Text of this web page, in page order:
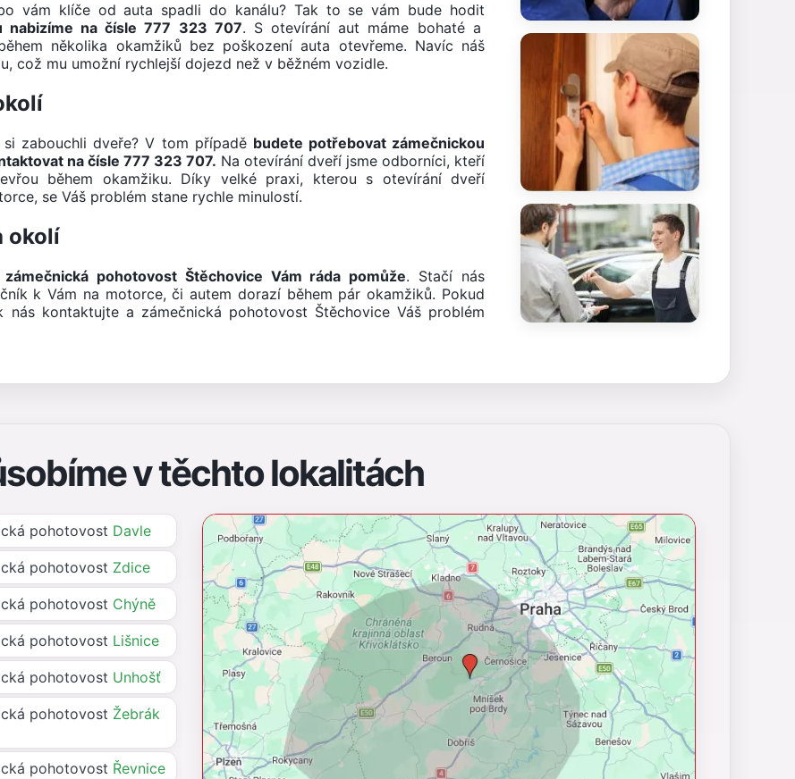
vám klíče od auta spadli do kanálu? Tak to se vám bude hodit
nabizíme na čísle 777 323 707. S otevírání aut máme bohaté a
několika okamžiků bez poškození auta otevřeme. Navíc náš
což mu umožní rychlejší dojezd než v běžném vozidle.
zabouchli dveře? V tom případě budete potřebovat zámečnickou
na čísle 777 323 707. Na otevírání dveří jsme odborníci, kteří
během okamžiku. Díky velké praxi, kterou s otevírání dveří
se Váš problém stane rychle minulostí.
okolí
zámečnická pohotovost Štěchovice Vám ráda pomůže. Stačí nás
k Vám na motorce, či autem dorazí během pár okamžiků. Pokud
kontaktujte a zámečnická pohotovost Štěchovice Váš problém
v těchto lokalitách
pohotovost Davle
pohotovost Zdice
pohotovost Chýně
pohotovost Lišnice
pohotovost Unhošť
pohotovost Žebrák
pohotovost Řevnice